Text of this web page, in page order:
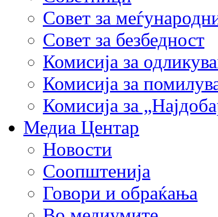
Совет за
Совет за безбедност
Комисија за
Комисија за
Комисија за
Медиа Центар
Новости
Соопштенија
Говори и обраќања